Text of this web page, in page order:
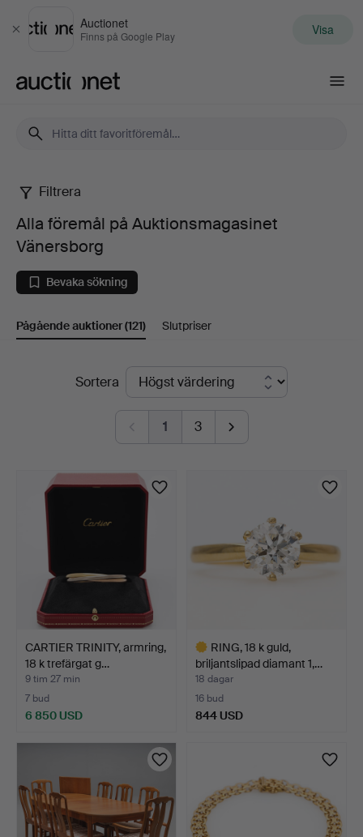
Stäng
Auctionet
Finns på Google Play Visa
Alla
föremål
på
Auktionsmagasinet
Filtrera
Alla föremål på Auktionsmagasinet
Vänersborg
Bevaka sökning
Pågående auktioner(121) Slutpriser
PågåendeSortera
1 3
CARTIER TRINITY, armring,
18 k trefärgat g…
9 tim 27 min
7 bud
6 850 USD
RING, 18 k guld,
briljantslipad diamant 1,…
18 dagar
16 bud
844 USD